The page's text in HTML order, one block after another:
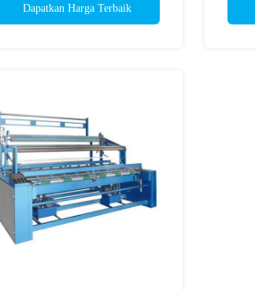
Dapatkan Harga Terbaik